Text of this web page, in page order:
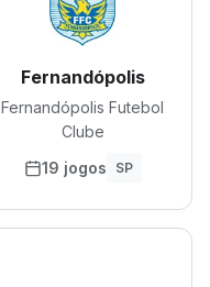
Fernandópolis
Fernandópolis Futebol
Clube
19 jogos
SP